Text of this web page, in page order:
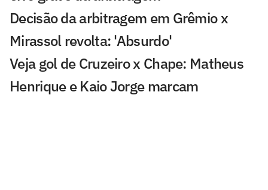
Decisão da arbitragem em Grêmio x
Mirassol revolta: 'Absurdo'
Veja gol de Cruzeiro x Chape: Matheus
Henrique e Kaio Jorge marcam